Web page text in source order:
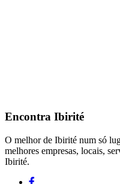
Encontra Ibirité
O melhor de Ibirité num só
melhores empresas, locais,
Ibirité.